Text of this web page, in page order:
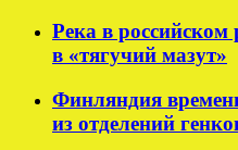
Река в российском
в «тягучий мазут»
Финляндия
из отделений